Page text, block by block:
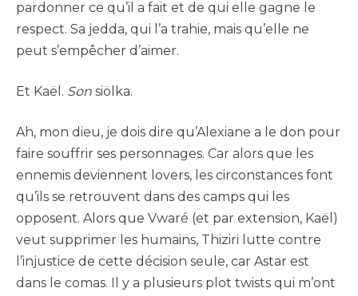
pardonner ce qu’il a fait et de qui elle gagne le
respect. Sa jedda, qui l’a trahie, mais qu’elle ne
peut s’empêcher d’aimer.
Et Kaël. Son siölka.
Ah, mon dieu, je dois dire qu’Alexiane a le don pour
faire souffrir ses personnages. Car alors que les
ennemis deviennent lovers, les circonstances font
qu’ils se retrouvent dans des camps qui les
opposent. Alors que Vwaré (et par extension, Kaël)
veut supprimer les humains, Thiziri lutte contre
l’injustice de cette décision seule, car Astar est
dans le comas. Il y a plusieurs plot twists qui m’ont